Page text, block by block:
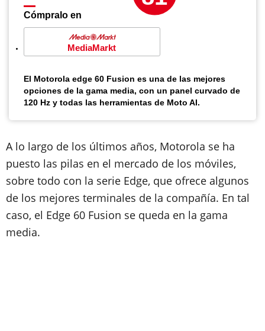
Cómpralo en
MediaMarkt
El Motorola edge 60 Fusion es una de las mejores
opciones de la gama media, con un panel curvado de
120 Hz y todas las herramientas de Moto AI.
A lo largo de los últimos años, Motorola se ha
puesto las pilas en el mercado de los móviles,
sobre todo con la serie Edge, que ofrece algunos
de los mejores terminales de la compañía. En tal
caso, el Edge 60 Fusion se queda en la gama
media.